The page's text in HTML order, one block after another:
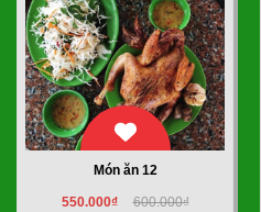
Món ăn 12
550.000₫ 600.000₫